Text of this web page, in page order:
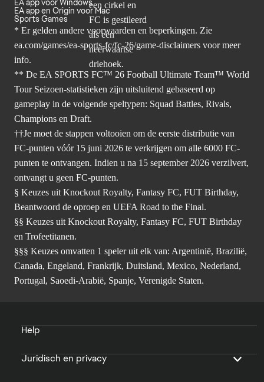
EA app voor Windows
EA app en Origin voor Mac
Sports Games
* Er gelden andere voorwaarden en beperkingen. Zie
ea.com/games/ea-sports-fc/fc-26/game-disclaimers voor meer
info.
** De EA SPORTS FC™ 26 Football Ultimate Team™ World
Tour Seizoen-statistieken zijn uitsluitend gebaseerd op
gameplay in de volgende speltypen: Squad Battles, Rivals,
Champions en Draft.
††Je moet de stappen voltooien om de eerste distributie van
FC-punten vóór 15 juni 2026 te verkrijgen om alle 6000 FC-
punten te ontvangen. Indien u na 15 september 2026 verzilvert,
ontvangt u geen FC-punten.
§ Keuzes uit Knockout Royalty, Fantasy FC, FUT Birthday,
Beantwoord de oproep en UEFA Road to the Final.
§§ Keuzes uit Knockout Royalty, Fantasy FC, FUT Birthday
en Trofeetitanen.
§§§ Keuzes omvatten 1 speler uit elk van: Argentinië, Brazilië,
Canada, Engeland, Frankrijk, Duitsland, Mexico, Nederland,
Portugal, Saoedi-Arabië, Spanje, Verenigde Staten.
Help
Juridisch en privacy